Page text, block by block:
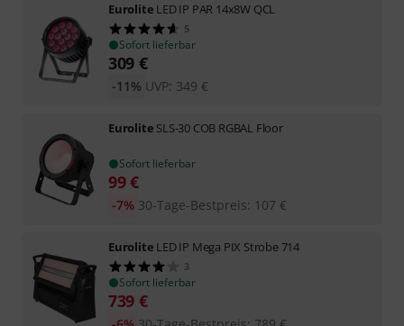
Eurolite LED IP PAR 14x8W QCL
5
Sofort lieferbar
309 €
UVP: 349 €
-11%
Eurolite SLS-30 COB RGBAL Floor
Sofort lieferbar
99€
30-Tage-Bestpreis: 107 €
-7%
Eurolite LED IP Mega PIX Strobe 714
3
Sofort lieferbar
739 €